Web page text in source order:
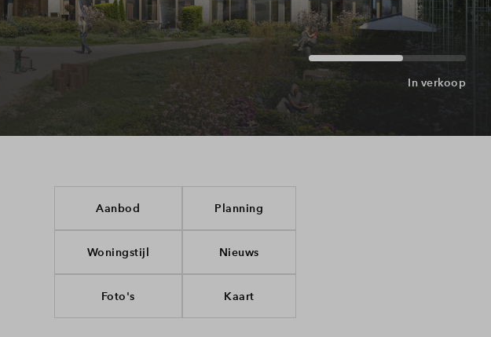
In verkoop
Aanbod
Woningstijl
Foto's
Planning
Nieuws
Kaart